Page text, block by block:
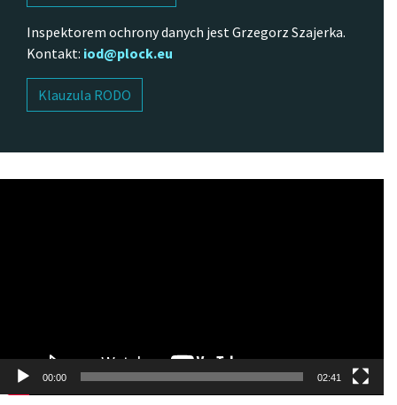
Inspektorem ochrony danych jest Grzegorz Szajerka.
Kontakt: iod@plock.eu
Klauzula RODO
00:00 02:41